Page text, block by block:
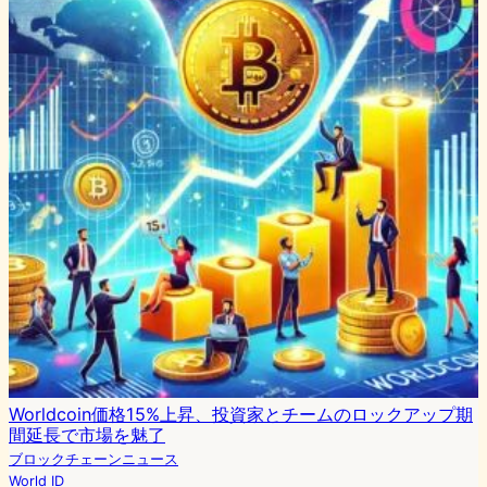
Worldcoin価格15%上昇、投資家とチームのロックアップ期
間延長で市場を魅了
ブロックチェーンニュース
World ID